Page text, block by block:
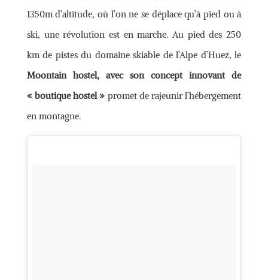
1350m d’altitude, où l’on ne se déplace qu’à pied ou à
ski, une révolution est en marche. Au pied des 250
km de pistes du domaine skiable de l’Alpe d’Huez, le
Moontain hostel, avec son concept innovant de
« boutique hostel » promet de rajeunir l’hébergement
en montagne.